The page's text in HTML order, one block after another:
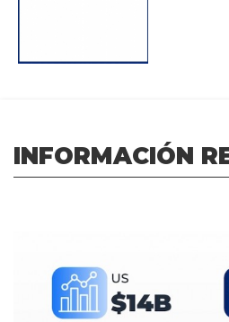
INFORMACIÓN